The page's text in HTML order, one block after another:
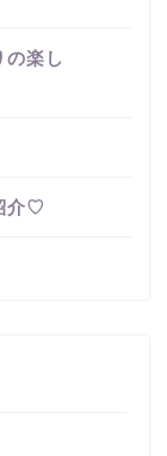
の楽し
介♡